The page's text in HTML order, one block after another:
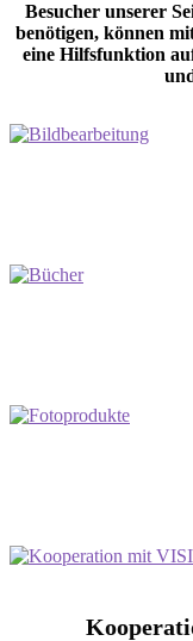
Besucher unserer
benötigen, können
eine Hilfsfunktion